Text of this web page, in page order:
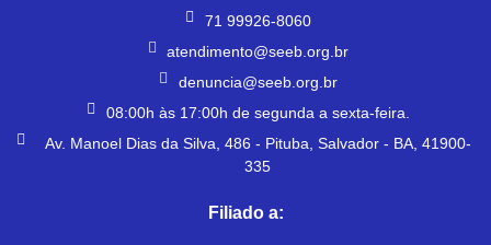
71 99926-8060
atendimento@seeb.org.br
denuncia@seeb.org.br
08:00h às 17:00h de segunda a sexta-feira.
Av. Manoel Dias da Silva, 486 - Pituba, Salvador - BA, 41900-
335
Filiado a: